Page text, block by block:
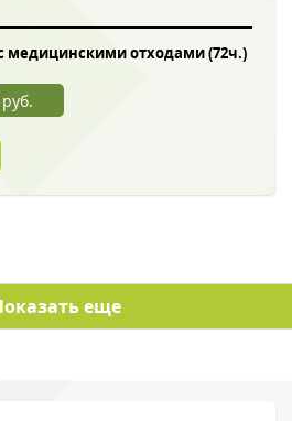
медицинскими отходами (72ч.)
руб.
еще